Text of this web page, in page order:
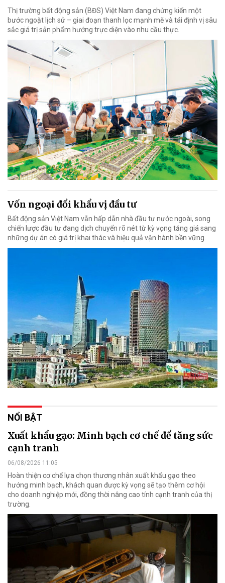
Thị trường bất động sản (BĐS) Việt Nam đang chứng kiến một
bước ngoặt lịch sử – giai đoạn thanh lọc mạnh mẽ và tái định vị sâu
sắc giá trị sản phẩm hướng trực diện vào nhu cầu thực.
Vốn ngoại đổi khẩu vị đầu tư
Bất động sản Việt Nam vẫn hấp dẫn nhà đầu tư nước ngoài, song
chiến lược đầu tư đang dịch chuyển rõ nét từ kỳ vọng tăng giá sang
những dự án có giá trị khai thác và hiệu quả vận hành bền vững.
NỔI BẬT
Xuất khẩu gạo: Minh bạch cơ chế để tăng sức
cạnh tranh
06/08/2026 11:05
Hoàn thiện cơ chế lựa chọn thương nhân xuất khẩu gạo theo
hướng minh bạch, khách quan được kỳ vọng sẽ tạo thêm cơ hội
cho doanh nghiệp mới, đồng thời nâng cao tính cạnh tranh của thị
trường.